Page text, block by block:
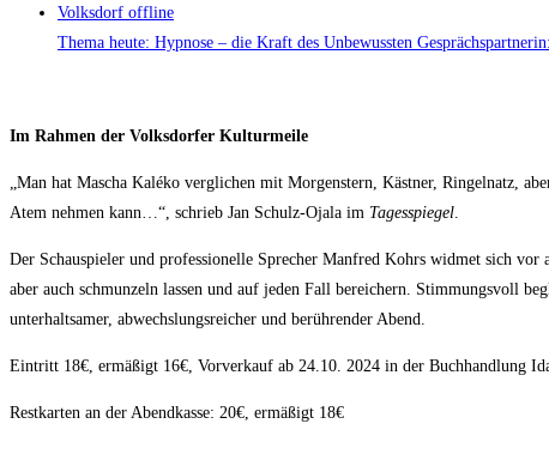
Volksdorf offline
Thema heute: Hypnose – die Kraft des Unbewussten
Im Rahmen der Volksdorfer Kulturmeile
„Man hat Mascha Kaléko verglichen mit Morgenstern, Kästner, Ringelnatz,
Atem nehmen kann…“, schrieb Jan Schulz-Ojala im Tagesspiegel
Der Schauspieler und professionelle Sprecher Manfred Kohrs widmet sich
aber auch schmunzeln lassen und auf jeden Fall bereichern. Stimmungsvoll
unterhaltsamer, abwechslungsreicher und berührender Abend.
Eintritt 18€, ermäßigt 16€, Vorverkauf ab 24.10. 2024 in der Buchhandlung
Restkarten an der Abendkasse: 20€, ermäßigt 18€